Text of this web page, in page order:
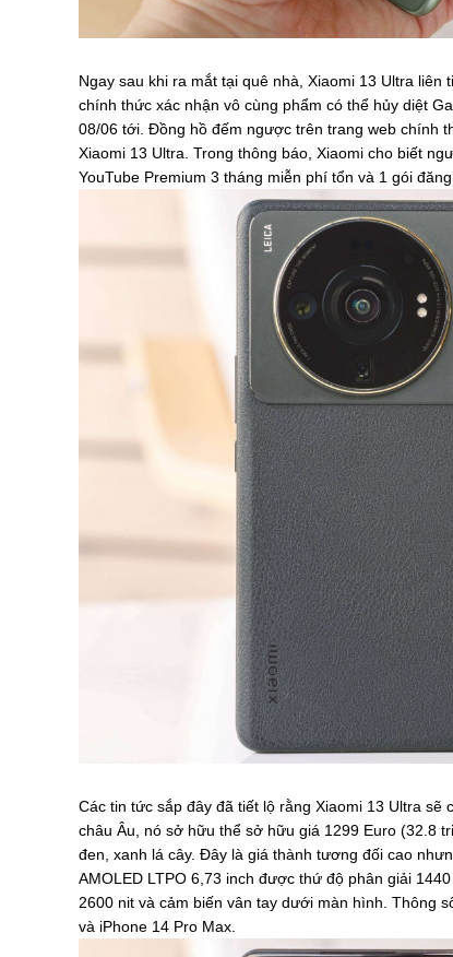
Ngay sau khi ra mắt tại quê nhà, Xiaomi 13 Ultra
chính thức xác nhận vô cùng phẩm có thể hủy diệt
08/06 tới. Đồng hồ đếm ngược trên trang web chính
Xiaomi 13 Ultra. Trong thông báo, Xiaomi cho biết
YouTube Premium 3 tháng miễn phí tổn và 1 gói
Các tin tức sắp đây đã tiết lộ rằng Xiaomi 13 Ultra
châu Âu, nó sở hữu thể sở hữu giá 1299 Euro (32.8
đen, xanh lá cây. Đây là giá thành tương đối cao
AMOLED LTPO 6,73 inch được thứ độ phân giải
2600 nit và cảm biến vân tay dưới màn hình. Thông
và iPhone 14 Pro Max.